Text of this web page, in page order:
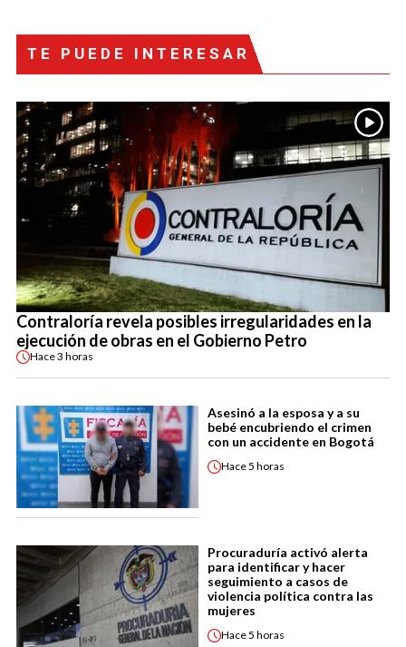
TE PUEDE INTERESAR
Contraloría revela posibles irregularidades en la
ejecución de obras en el Gobierno Petro
Hace3 horas
Asesinó a la esposa y a su
bebé encubriendo el crimen
con un accidente en Bogotá
Hace5 horas
Procuraduría activó alerta
para identificar y hacer
seguimiento a casos de
violencia política contra las
mujeres
Hace5 horas